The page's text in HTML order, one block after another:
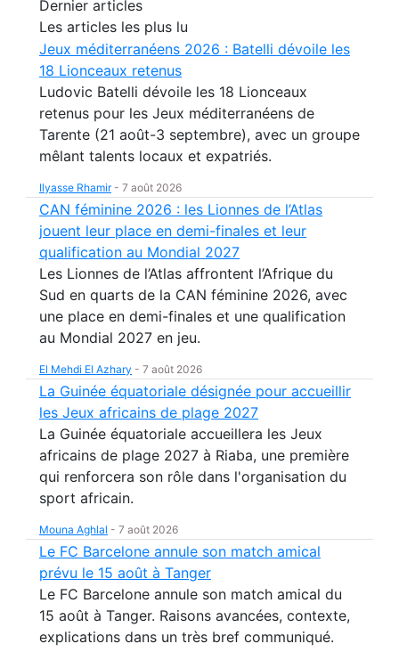
Dernier articles
Les articles les plus lu
Jeux méditerranéens 2026 : Batelli dévoile les
18 Lionceaux retenus
Ludovic Batelli dévoile les 18 Lionceaux
retenus pour les Jeux méditerranéens de
Tarente (21 août-3 septembre), avec un groupe
mêlant talents locaux et expatriés.
Ilyasse Rhamir- 7 août 2026
CAN féminine 2026 : les Lionnes de l’Atlas
jouent leur place en demi-finales et leur
qualification au Mondial 2027
Les Lionnes de l’Atlas affrontent l’Afrique du
Sud en quarts de la CAN féminine 2026, avec
une place en demi-finales et une qualification
au Mondial 2027 en jeu.
El Mehdi El Azhary - 7 août 2026
La Guinée équatoriale désignée pour accueillir
les Jeux africains de plage 2027
La Guinée équatoriale accueillera les Jeux
africains de plage 2027 à Riaba, une première
qui renforcera son rôle dans l'organisation du
sport africain.
Mouna Aghlal - 7 août 2026
Le FC Barcelone annule son match amical
prévu le 15 août à Tanger
Le FC Barcelone annule son match amical du
15 août à Tanger. Raisons avancées, contexte,
explications dans un très bref communiqué.